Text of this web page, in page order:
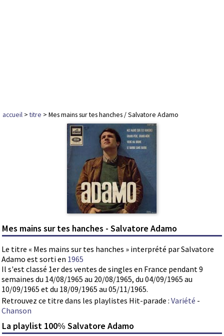
accueil >titre > Mes mains sur tes hanches / Salvatore Adamo
Mes mains sur tes hanches - Salvatore Adamo
Le titre « Mes mains sur tes hanches » interprété par Salvatore
Adamo est sorti en 1965
Il s'est classé 1er des ventes de singles en France pendant 9
semaines du 14/08/1965 au 20/08/1965, du 04/09/1965 au
10/09/1965 et du 18/09/1965 au 05/11/1965.
Retrouvez ce titre dans les playlistes Hit-parade : Variété -
Chanson
La playlist 100% Salvatore Adamo